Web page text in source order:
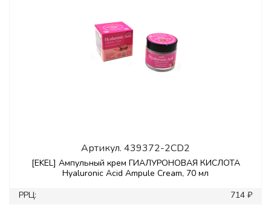
Артикул. 439372-2CD2
[EKEL] Ампульный крем ГИАЛУРОНОВАЯ КИСЛОТА
Hyaluronic Acid Ampule Cream, 70 мл
РРЦ:
714 ₽